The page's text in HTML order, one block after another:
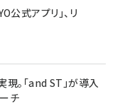
式アプリ」、リ
。「and ST」が導入
チ